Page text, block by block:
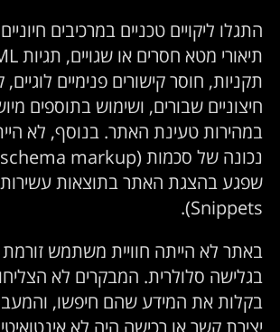
התגלו ליקויים טכניים במרכיבים
תקניות, חוסר קישורים פנימיים לוגיים,
חיצוניים שבורים, ושימוש בתוספים
במהירות טעינת האתר. בנוסף, לא
Snippets).
באתר לא הייתה חוויית משתמש
בגלישה סלולרית. המבקרים לא
בקלות את המידע שהם חיפשו,
יצירת קשר או רכישה היה לא